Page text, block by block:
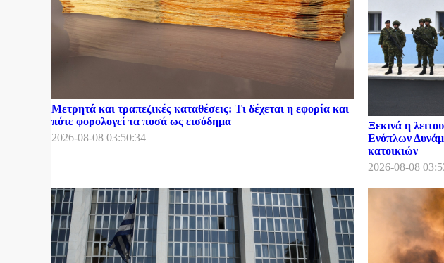
Μετρητά και τραπεζικές καταθέσεις: Τι δέχεται η εφορία και
πότε φορολογεί τα ποσά ως εισόδημα
2026-08-08 03:50:34
Ξεκινά η
Ενόπλων
κατοικιών
2026-08-08